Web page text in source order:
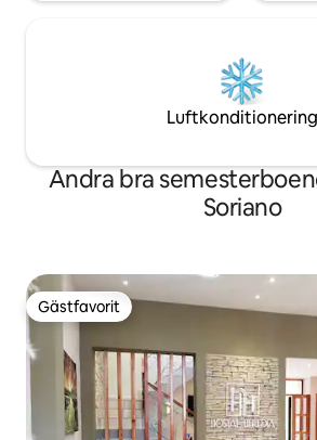
Luftkonditionering
Andra bra
Soriano
Gästfavorit
Gästfavorit